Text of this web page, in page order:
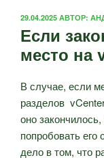
ОПУБЛИКОВАНО
29.04.2025 АВТОР:
Если
место на
В случае, если
разделов
оно
попробовать его
дело в том, что